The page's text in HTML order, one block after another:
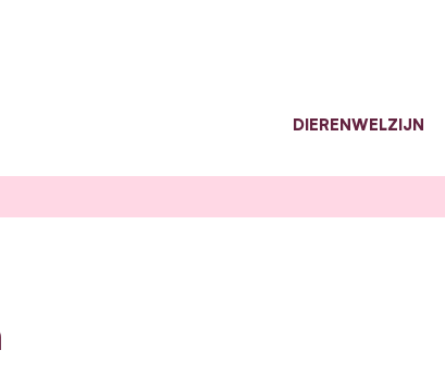
DIERENWELZIJN